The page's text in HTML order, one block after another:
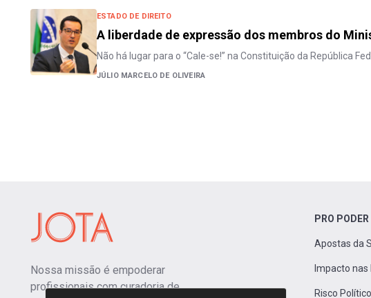
ESTADO DE DIREITO
A liberdade de expressão dos membros do
Não há lugar para o “Cale-se!” na Constituição da República
JÚLIO MARCELO DE OLIVEIRA
Nossa missão é empoderar
profissionais com curadoria de
PRO PODER
Apostas da
Impacto
Risco Político